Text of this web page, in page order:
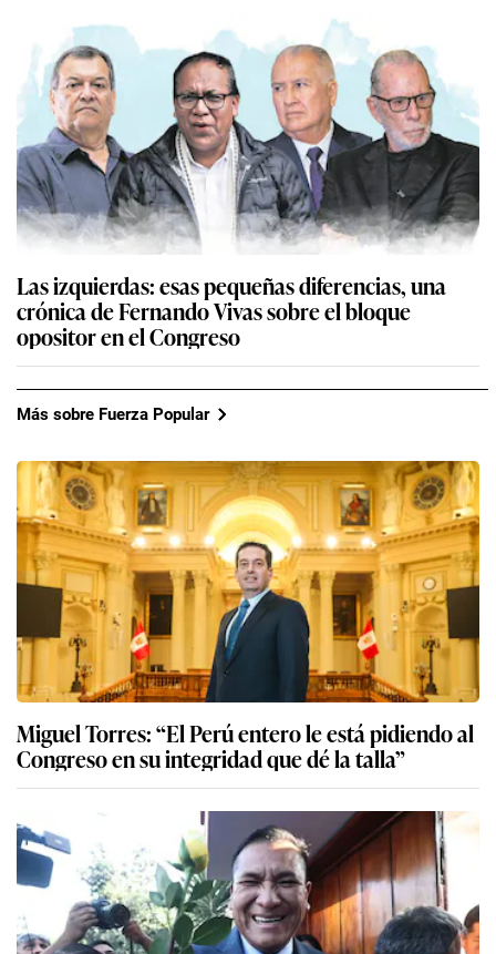
Las izquierdas: esas pequeñas diferencias, una
crónica de Fernando Vivas sobre el bloque
opositor en el Congreso
Más sobre Fuerza Popular
Miguel Torres: “El Perú entero le está pidiendo al
Congreso en su integridad que dé la talla”